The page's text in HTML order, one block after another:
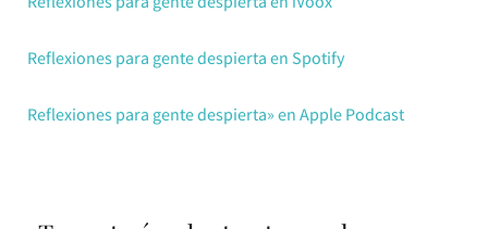
Reflexiones para gente despierta en Spotify
Reflexiones para gente despierta» en Apple Podcast